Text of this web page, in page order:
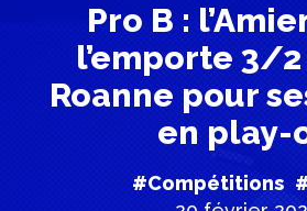
Pro B :
l’emporte 3/
Roanne pour
en play-
#Compétitions